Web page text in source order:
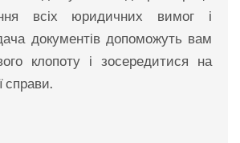
всіх юридичних вимог і
документів допоможуть вам
клопоту і зосередитися на
справи.